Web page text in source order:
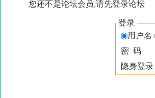
您还不是论坛会员,请先登录论坛
登录
用户名
密 码
隐身登录